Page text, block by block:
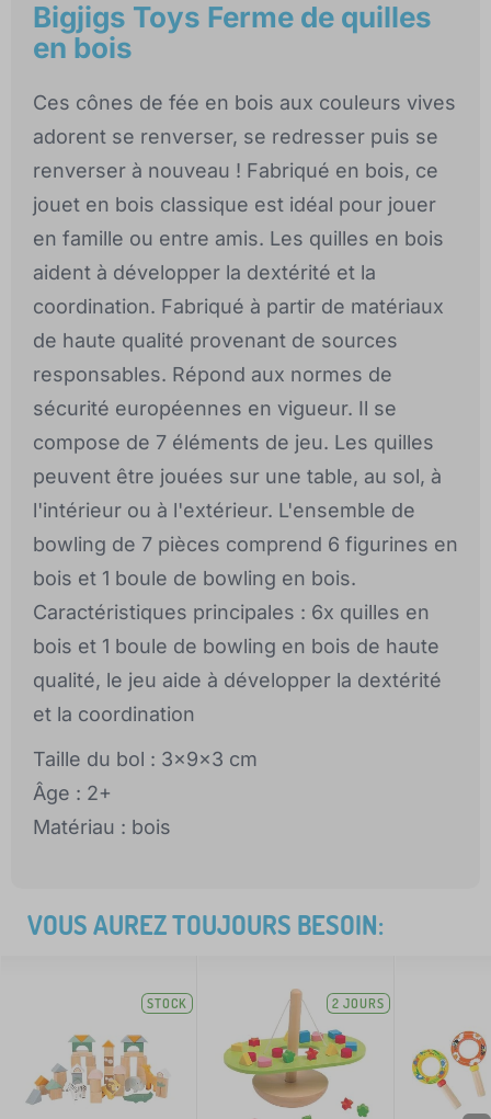
Bigjigs Toys Ferme de quilles
en bois
Ces cônes de fée en bois aux couleurs vives
adorent se renverser, se redresser puis se
renverser à nouveau ! Fabriqué en bois, ce
jouet en bois classique est idéal pour jouer
en famille ou entre amis. Les quilles en bois
aident à développer la dextérité et la
coordination. Fabriqué à partir de matériaux
de haute qualité provenant de sources
responsables. Répond aux normes de
sécurité européennes en vigueur. Il se
compose de 7 éléments de jeu. Les quilles
peuvent être jouées sur une table, au sol, à
l'intérieur ou à l'extérieur. L'ensemble de
bowling de 7 pièces comprend 6 figurines en
bois et 1 boule de bowling en bois.
Caractéristiques principales : 6x quilles en
bois et 1 boule de bowling en bois de haute
qualité, le jeu aide à développer la dextérité
et la coordination
Taille du bol : 3x9x3 cm
Âge : 2+
Matériau : bois
VOUS AUREZ TOUJOURS BESOIN:
STOCK 2 JOURS